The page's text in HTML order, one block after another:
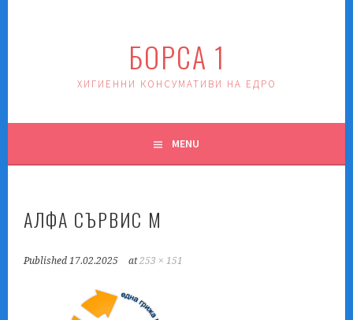
БОРСА 1
ХИГИЕННИ КОНСУМАТИВИ НА ЕДРО
MENU
АЛФА СЪРВИС М
Published17.02.2025 at253 × 151